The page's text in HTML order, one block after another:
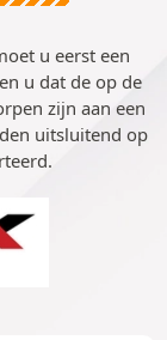
u eerst een
u dat de op de
zijn aan een
uitsluitend op